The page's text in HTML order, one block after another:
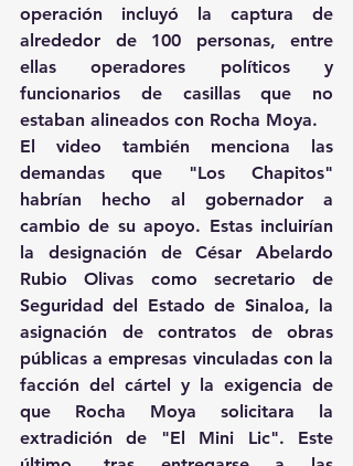
operación incluyó la captura de
alrededor de 100 personas, entre
ellas operadores políticos y
funcionarios de casillas que no
estaban alineados con Rocha Moya.
El video también menciona las
demandas que "Los Chapitos"
habrían hecho al gobernador a
cambio de su apoyo. Estas incluirían
la designación de César Abelardo
Rubio Olivas como secretario de
Seguridad del Estado de Sinaloa, la
asignación de contratos de obras
públicas a empresas vinculadas con la
facción del cártel y la exigencia de
que Rocha Moya solicitara la
extradición de "El Mini Lic". Este